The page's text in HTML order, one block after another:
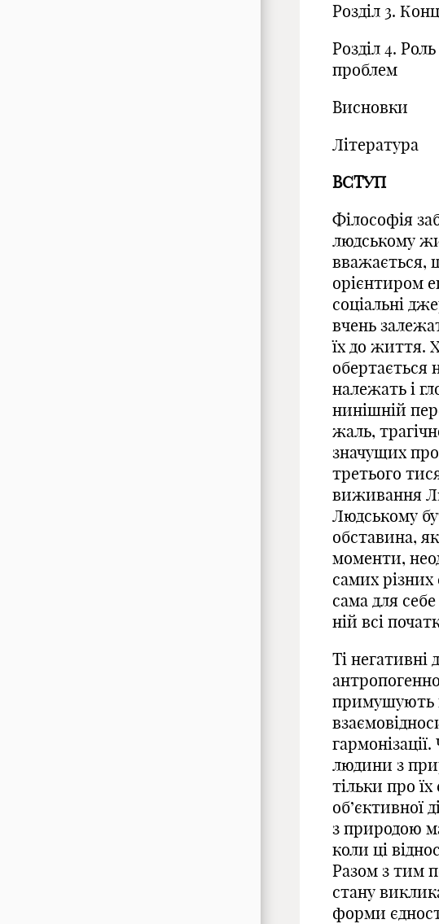
Розділ 3.
Розділ 4.
проблем
Висновки
Література
ВСТУП
Філософія
людському
вважається,
орієнтиром
соціальні
вчень
їх до життя.
обертається
належать і
нинішній
жаль,
значущих
третього
виживання
Людському
обставина, як
моменти,
самих різних
сама для
ній всі
Ті негативні
примушують
людини з
тільки про
об’єктивної
з природою
коли ці
Разом з тим
стану
форми